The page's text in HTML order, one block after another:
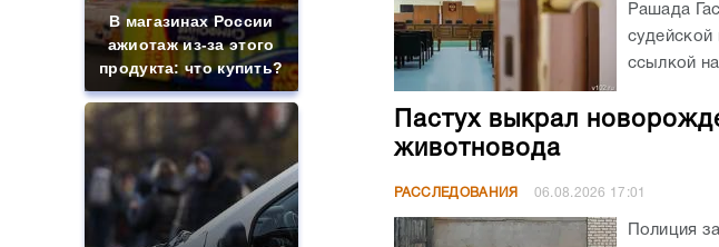
В магазинах России
ажиотаж из-за этого
продукта: что купить?
Рашада
ссылкой
Пастух выкрал
животновода
РАССЛЕДОВАНИЯ 06.08.2026 17:01
Полиция